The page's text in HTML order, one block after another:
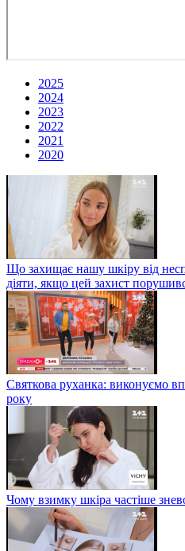
2025
2024
2023
2022
2021
2020
Що захищає нашу шкіру від
діяти, якщо цей захист
Святкова руханка: виконуємо
року
Чому взимку шкіра частіше